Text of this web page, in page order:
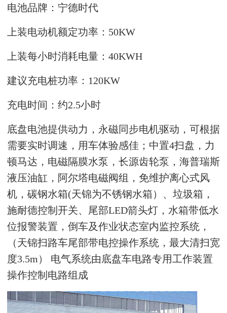
电池品牌：宁德时代
上装电动机额定功率： 50KW
上装每小时消耗电量： 40KWH
建议充电桩功率： 120KW
充电时间：约2.5小时
底盘电池提供动力，永磁同步电机驱动，可根据
需要实时调速，用车体验感佳；中置4扫盘，力
顿马达，电磁隔膜水泵，长源齿轮泵，海普瑞斯
液压油缸，阿尔塔电磁阀组，免维护离心式风
机，碳钢水箱(天锦为不锈钢水箱）、垃圾箱，
施耐德控制开关、尾部LED箭头灯，水箱带低水
位报警装置，倒车及作业状态室内监控系统，
（天锦扫路车尾部带电控操作系统，最大清扫宽
度3.5m） 电气系统由底盘车电路专用工作装置
操作控制电路组成